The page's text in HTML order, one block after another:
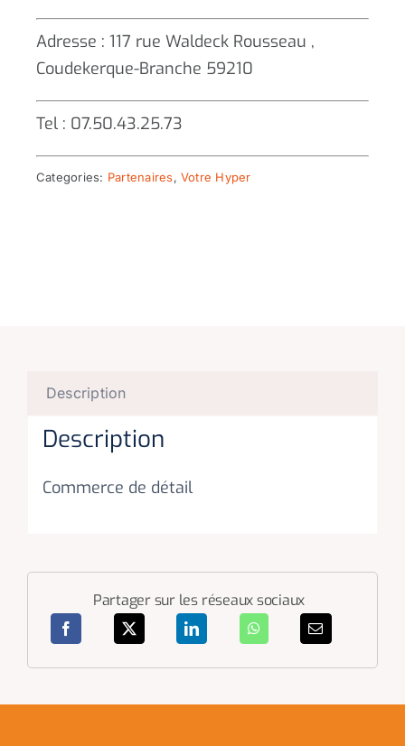
Adresse : 117 rue Waldeck Rousseau ,
Coudekerque-Branche 59210
Tel : 07.50.43.25.73
Categories: Partenaires, Votre Hyper
Description
Description
Commerce de détail
Partager sur les réseaux sociaux